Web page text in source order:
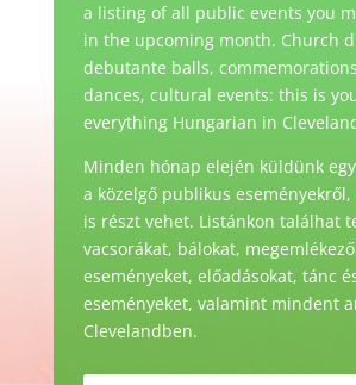
a listing of all public events you
in the upcoming month. Church
debutante balls,
dances, cultural events: this is
everything Hungarian in
Minden hónap elején küldünk
a közelgő publikus
is részt vehet. Listánkon találhat
vacsorákat, bálokat, megemlékező
eseményeket, előadásokat, tánc
eseményeket, valamint mindent
Clevelandben.